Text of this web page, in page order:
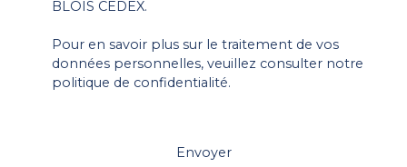
BLOIS CEDEX.
Pour en savoir plus sur le traitement de vos
données personnelles, veuillez consulter notre
politique de confidentialité.
Envoyer